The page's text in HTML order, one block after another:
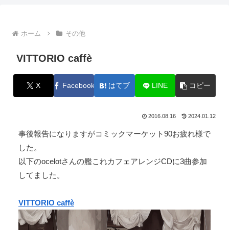
ホーム その他
VITTORIO caffè
X Facebook はてブ LINE コピー
2016.08.16 2024.01.12
事後報告になりますがコミックマーケット90お疲れ様で
した。
以下のocelotさんの艦これカフェアレンジCDに3曲参加
してました。
VITTORIO caffè